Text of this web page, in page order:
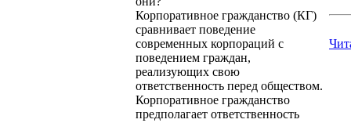
Корпоративное гражданство (КГ)
сравнивает поведение
современных корпораций с
поведением граждан,
реализующих свою
ответственность перед обществом.
Корпоративное гражданство
предполагает ответственность